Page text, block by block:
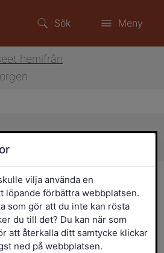
Sök Meny
hemifrån
speciellt framtagna av
för äldreomsorgen.
föremål, bildspel,
vilja använda en
löpande förbättra webbplatsen.
som gör att du inte kan rösta
du till det? Du kan när som
att återkalla ditt samtycke klickar
ned på webbplatsen.